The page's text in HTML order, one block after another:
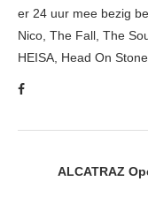
er 24 uur mee bezig
Nico, The Fall, The
HEISA, Head On
ALCATRAZ